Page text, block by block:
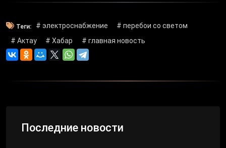
Теги: # электроснабжение
# перебои со светом
# Актау
# Хабар # главная новость
Последние новости